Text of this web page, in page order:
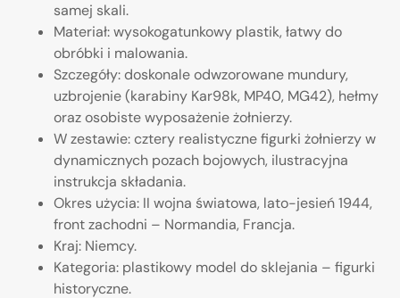
samej skali.
Materiał: wysokogatunkowy plastik, łatwy do
obróbki i malowania.
Szczegóły: doskonale odwzorowane mundury,
uzbrojenie (karabiny Kar98k, MP40, MG42), hełmy
oraz osobiste wyposażenie żołnierzy.
W zestawie: cztery realistyczne figurki żołnierzy w
dynamicznych pozach bojowych, ilustracyjna
instrukcja składania.
Okres użycia: II wojna światowa, lato-jesień 1944,
front zachodni – Normandia, Francja.
Kraj: Niemcy.
Kategoria: plastikowy model do sklejania – figurki
historyczne.